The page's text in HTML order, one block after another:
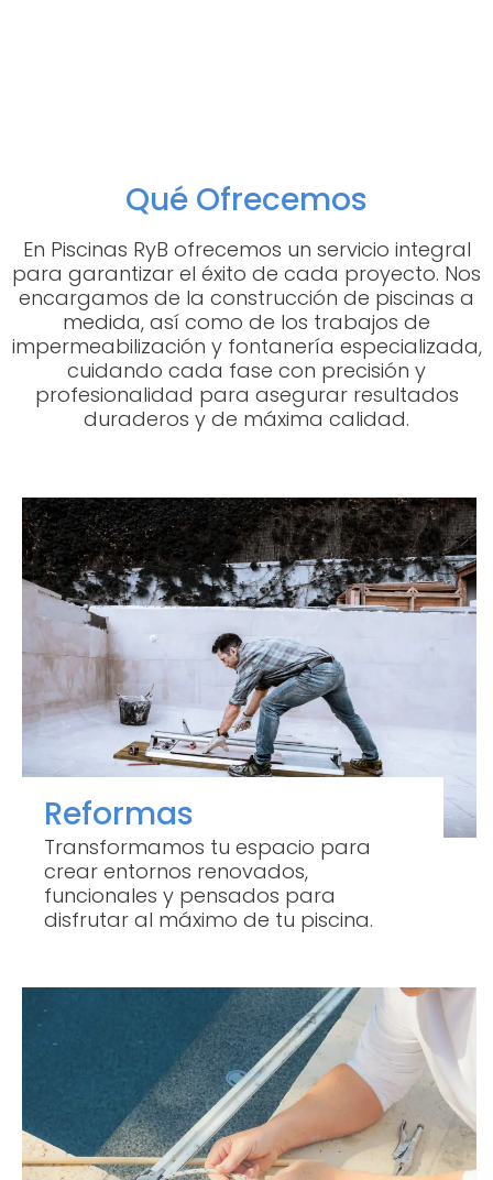
Qué Ofrecemos
En Piscinas RyB ofrecemos un servicio integral
para garantizar el éxito de cada proyecto. Nos
encargamos de la construcción de piscinas a
medida, así como de los trabajos de
impermeabilización y fontanería especializada,
cuidando cada fase con precisión y
profesionalidad para asegurar resultados
duraderos y de máxima calidad.
Reformas
Transformamos tu espacio para
crear entornos renovados,
funcionales y pensados para
disfrutar al máximo de tu piscina.